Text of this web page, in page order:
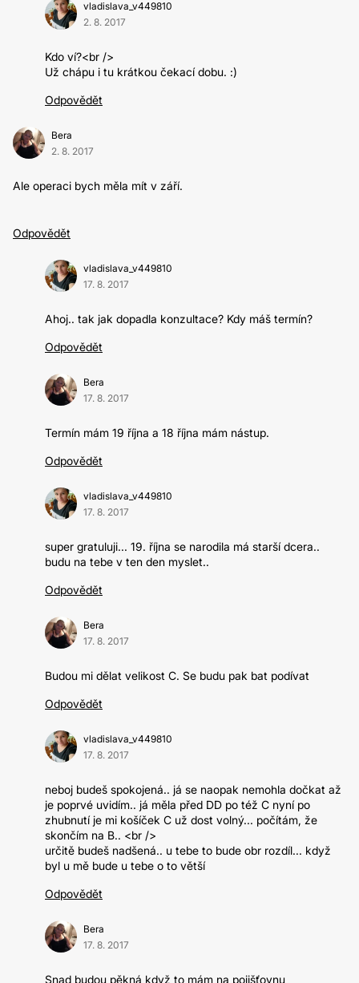
vladislava_v449810
2. 8. 2017
Kdo ví?<br />
Už chápu i tu krátkou čekací dobu. :)
Odpovědět
Bera
2. 8. 2017
Ale operaci bych měla mít v září.
Odpovědět
vladislava_v449810
17. 8. 2017
Ahoj.. tak jak dopadla konzultace? Kdy máš termín?
Odpovědět
Bera
17. 8. 2017
Termín mám 19 října a 18 října mám nástup.
Odpovědět
vladislava_v449810
17. 8. 2017
super gratuluji... 19. října se narodila má starší dcera..
budu na tebe v ten den myslet..
Odpovědět
Bera
17. 8. 2017
Budou mi dělat velikost C. Se budu pak bat podívat
Odpovědět
vladislava_v449810
17. 8. 2017
neboj budeš spokojená.. já se naopak nemohla dočkat až
je poprvé uvidím.. já měla před DD po též C nyní po
zhubnutí je mi košíček C už dost volný... počítám, že
skončím na B.. <br />
určitě budeš nadšená.. u tebe to bude obr rozdíl... když
byl u mě bude u tebe o to větší
Odpovědět
Bera
17. 8. 2017
Snad budou pěkná když to mám na pojišťovnu